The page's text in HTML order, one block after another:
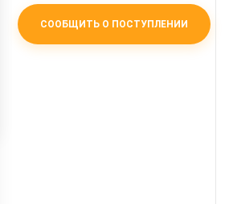
СООБЩИТЬ О ПОСТУПЛЕНИИ